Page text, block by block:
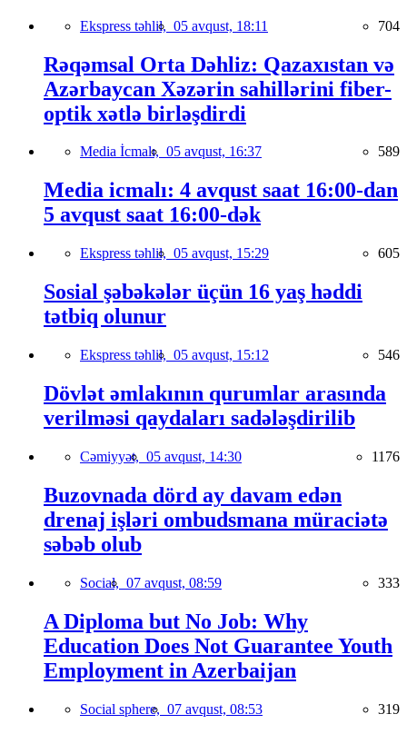
Ekspress təhlil, 05 avqust, 18:11 704
Rəqəmsal Orta Dəhliz: Qazaxıstan və
Azərbaycan Xəzərin sahillərini fiber-
optik xətlə birləşdirdi
Media İcmalı, 05 avqust, 16:37 589
Media icmalı: 4 avqust saat 16:00-dan
5 avqust saat 16:00-dək
Ekspress təhlil, 05 avqust, 15:29 605
Sosial şəbəkələr üçün 16 yaş həddi
tətbiq olunur
Ekspress təhlil, 05 avqust, 15:12 546
Dövlət əmlakının qurumlar arasında
verilməsi qaydaları sadələşdirilib
Cəmiyyət, 05 avqust, 14:30 1176
Buzovnada dörd ay davam edən
drenaj işləri ombudsmana müraciətə
səbəb olub
Social, 07 avqust, 08:59 333
A Diploma but No Job: Why
Education Does Not Guarantee Youth
Employment in Azerbaijan
Social sphere, 07 avqust, 08:53 319